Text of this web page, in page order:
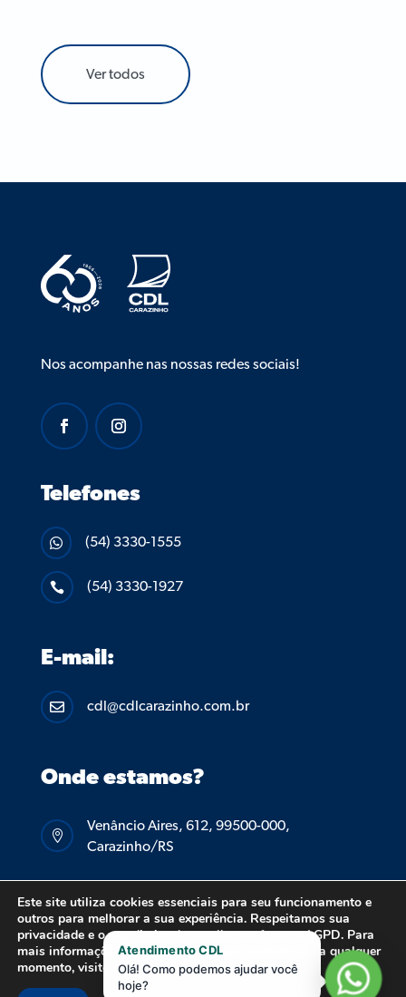
Ver todos
Nos acompanhe nas nossas redes sociais!
Telefones
 (54) 3330-1555
 (54) 3330-1927
E-mail:
 cdl@cdlcarazinho.com.br
Onde estamos?

Venâncio Aires, 612, 99500-000,
Carazinho/RS
© 2026 CDL CARAZINHO – TODOS OS DIREITOS
RESERVADOS.
POLÍTICA DE PRIVACIDADE.
Este site utiliza cookies essenciais para seu funcionamento e
outros para melhorar a sua experiência. Respeitamos sua
privacidade e o seu direito de escolha conforme a LGPD. Para
mais informações ou para alterar suas preferências a qualquer
momento, visite nossaPolítica de Privacidade
Atendimento CDL
Olá! Como podemos ajudar você
hoje?